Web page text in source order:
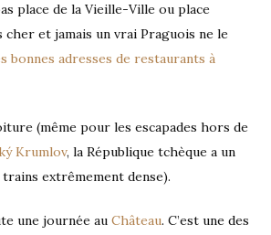
place de la Vieille-Ville ou place
cher et jamais un vrai Praguois ne le
bonnes adresses de restaurants à
(même pour les escapades hors de
Krumlov, la République tchèque a un
extrêmement dense).
une journée au Château. C’est une des